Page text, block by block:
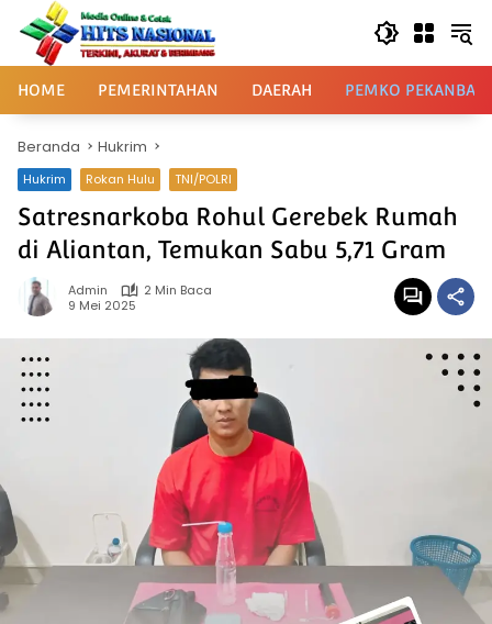
Langsung
konten
HOME PEMERINTAHAN DAERAH PEMKO
Beranda Hukrim
Hukrim Rokan Hulu TNI/POLRI
Satresnarkoba Rohul Gerebek Rumah
di Aliantan, Temukan Sabu 5,71 Gram
Admin
2 Min Baca
9 Mei 2025